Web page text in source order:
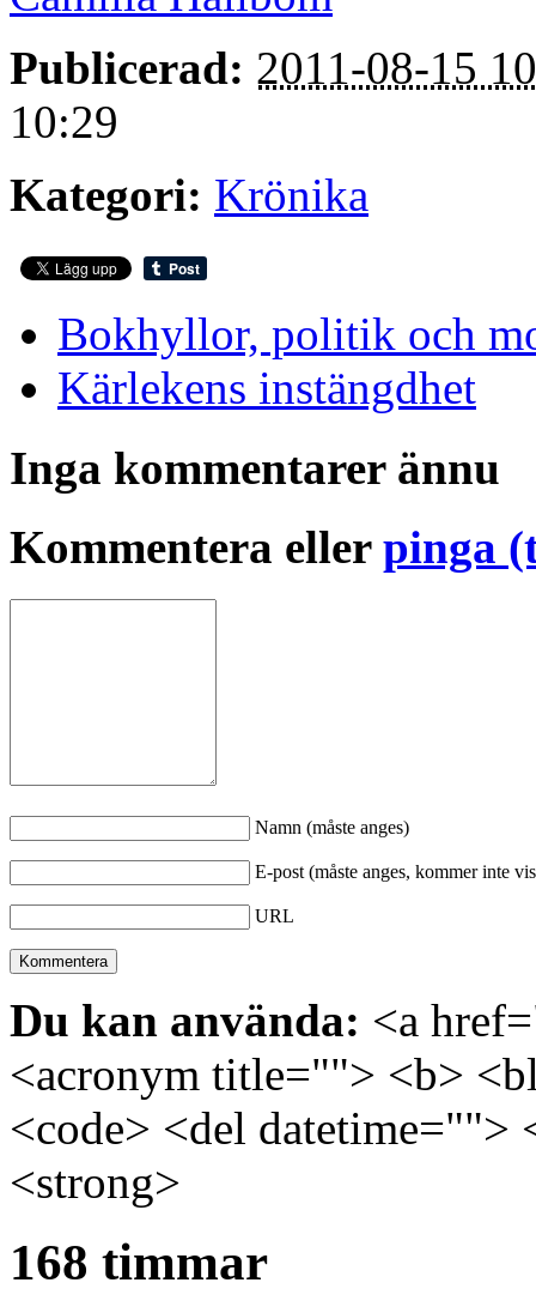
Publicerad: 2011-08-15
10:29
Kategori: Krönika
Bokhyllor, politik och
Kärlekens instängdhet
Inga kommentarer ännu
Kommentera eller pinga
Namn (måste anges)
E-post (måste anges, kommer inte
URL
Du kan använda: <a
<acronym title=""> <b>
<code> <del
<strong>
168 timmar